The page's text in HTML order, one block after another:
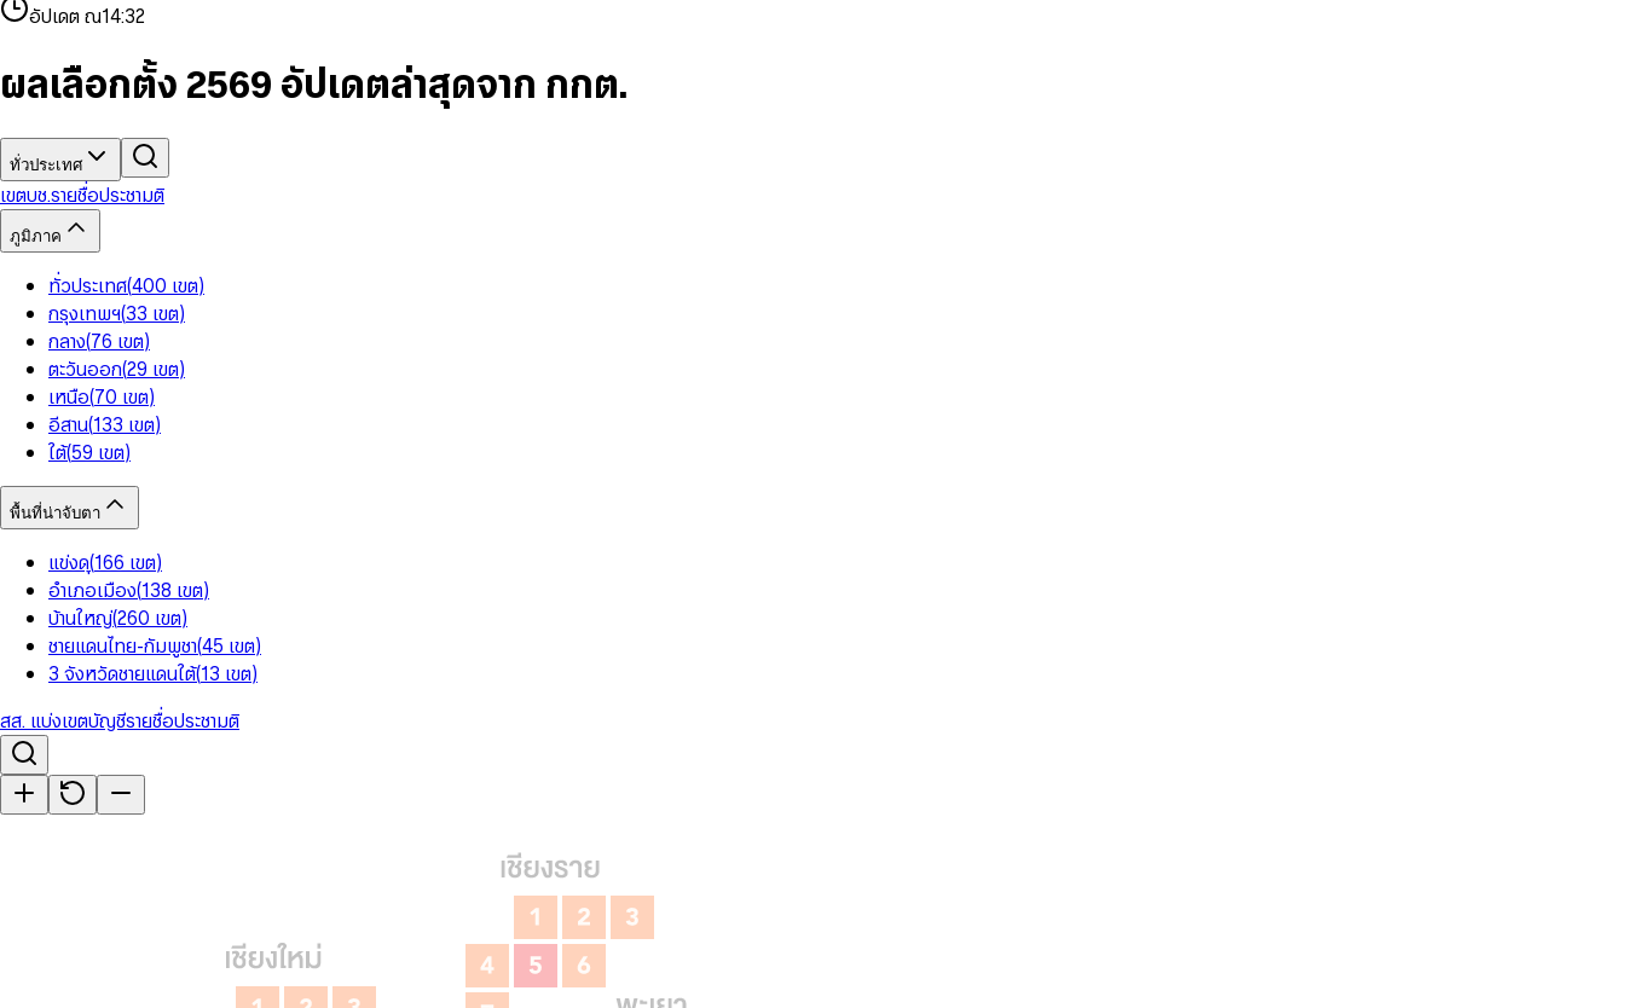
9 9
5
7
8
993
5
6
8
9
84
6
7
9
3
5
6
8
9
7
9
อัปเดต ณ14:32
ผลเลือกตั้ง 2569 อัปเดตล่าสุดจาก กกต.
ทั่วประเทศ
เขตบช.รายชื่อประชามติ
ภูมิภาค
ทั่วประเทศ(400 เขต)
กรุงเทพฯ(33 เขต)
กลาง(76 เขต)
ตะวันออก(29 เขต)
เหนือ(70 เขต)
อีสาน(133 เขต)
ใต้(59 เขต)
พื้นที่น่าจับตา
แข่งดุ(166 เขต)
อำเภอเมือง(138 เขต)
บ้านใหญ่(260 เขต)
ชายแดนไทย-กัมพูชา(45 เขต)
3 จังหวัดชายแดนใต้(13 เขต)
สส. แบ่งเขตบัญชีรายชื่อประชามติ